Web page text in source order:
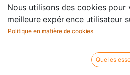
Nous utilisons des cookies pour
meilleure expérience utilisateur
Politique en matière de cookies
Que les